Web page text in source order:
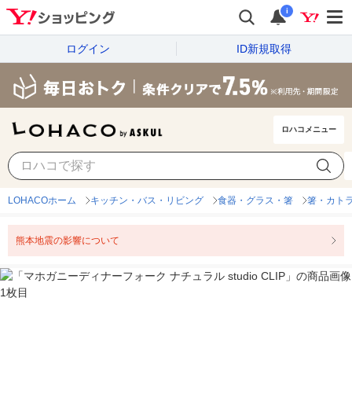
i
ログイン ID新規取得
ロハコメニュー
LOHACOホーム キッチン・バス・リビング 食器・グラス・箸 箸・カト
熊本地震の影響について